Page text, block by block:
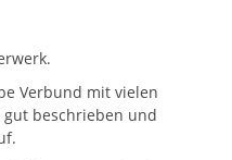
Verbund mit vielen
gut beschrieben und